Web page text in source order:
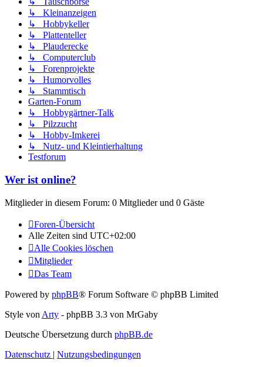
↳ Kleinanzeigen
↳ Hobbykeller
↳ Plattenteller
↳ Plauderecke
↳ Computerclub
↳ Forenprojekte
↳ Humorvolles
↳ Stammtisch
Garten-Forum
↳ Hobbygärtner-Talk
↳ Pilzzucht
↳ Hobby-Imkerei
↳ Nutz- und Kleintierhaltung
Testforum
Wer ist online?
Mitglieder in diesem Forum: 0 Mitglieder und 0 Gäste
Foren-Übersicht
Alle Zeiten sind UTC+02:00
Alle Cookies löschen
Mitglieder
Das Team
Powered by phpBB® Forum Software © phpBB Limited
Style von Arty - phpBB 3.3 von MrGaby
Deutsche Übersetzung durch phpBB.de
Datenschutz | Nutzungsbedingungen